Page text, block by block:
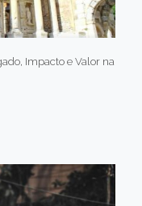
Impacto e Valor na